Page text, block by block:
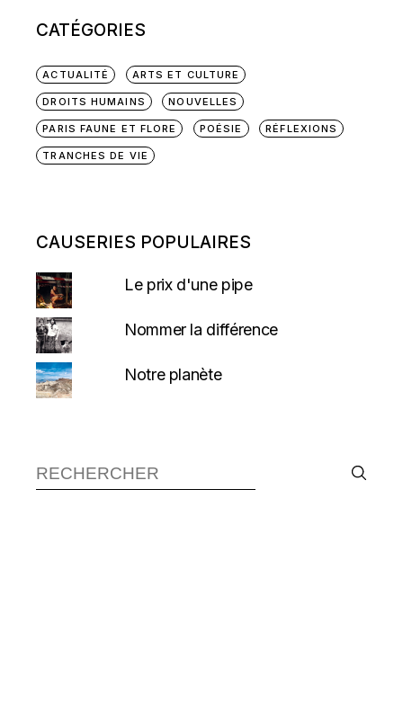
CATÉGORIES
ACTUALITÉ ARTS ET CULTURE
DROITS HUMAINS NOUVELLES
PARIS FAUNE ET FLORE POÉSIE RÉFLEXIONS
TRANCHES DE VIE
CAUSERIES POPULAIRES
Le prix d'une pipe
Nommer la différence
Notre planète